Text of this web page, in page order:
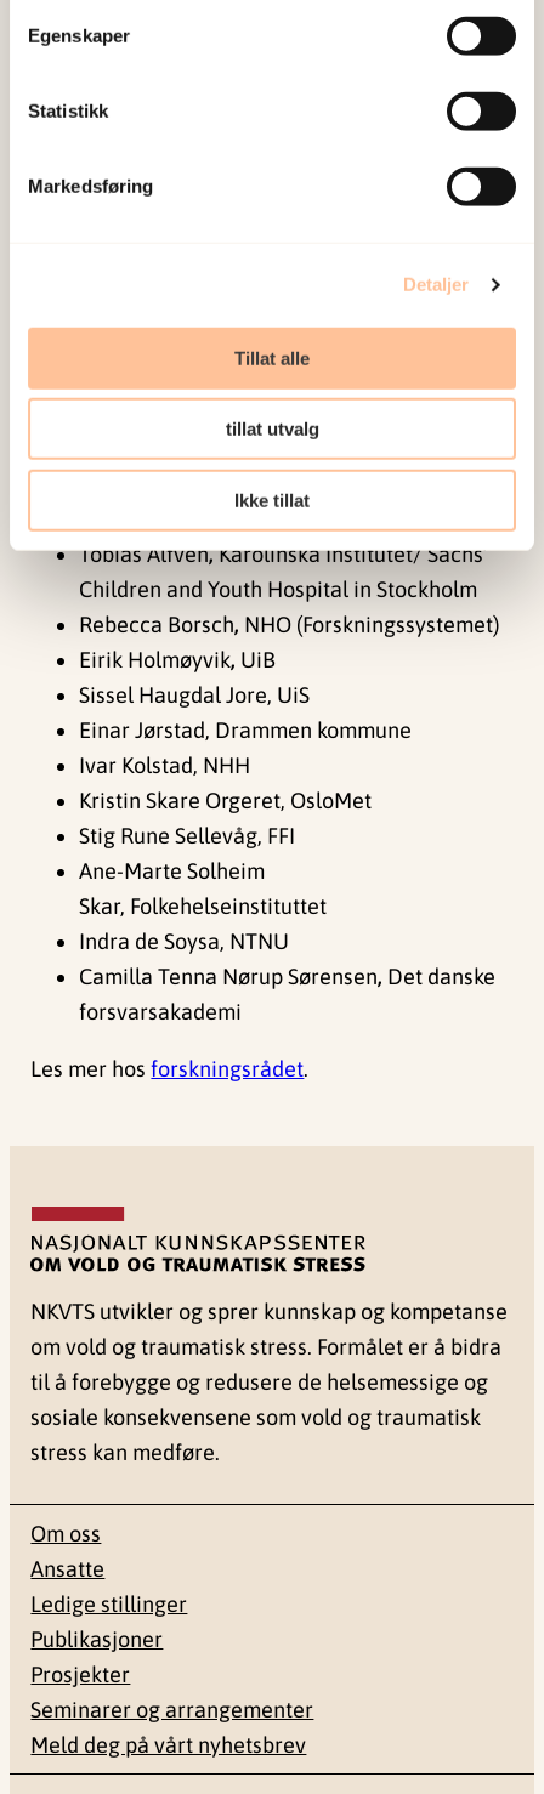
Egenskaper
Statistikk
Markedsføring
Detaljer
Tillat alle
tillat utvalg
Ikke tillat
Porteføljestyret har følgende
sammensetning:
Tobias Alfvén,Karolinska Institutet/ Sachs’
Children and Youth Hospital in Stockholm
Rebecca Borsch, NHO (Forskningssystemet)
Eirik Holmøyvik, UiB
Sissel Haugdal Jore, UiS
Einar Jørstad, Drammen kommune
Ivar Kolstad, NHH
Kristin Skare Orgeret, OsloMet
Stig Rune Sellevåg, FFI
Ane-Marte Solheim
Skar, Folkehelseinstituttet
Indra de Soysa, NTNU
Camilla Tenna Nørup Sørensen, Det danske
forsvarsakademi
Les mer hosforskningsrådet.
NKVTS utvikler og sprer kunnskap og kompetanse
om vold og traumatisk stress. Formålet er å bidra
til å forebygge og redusere de helsemessige og
sosiale konsekvensene som vold og traumatisk
stress kan medføre.
Om oss
Ansatte
Ledige stillinger
Publikasjoner
Prosjekter
Seminarer og arrangementer
Meld deg på vårt nyhetsbrev